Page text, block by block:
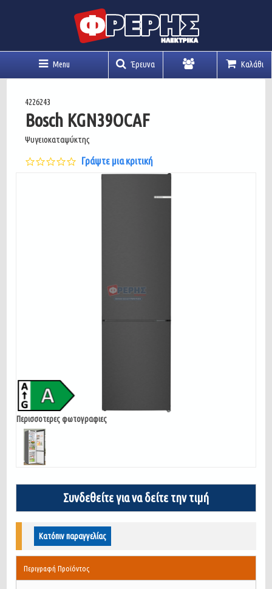
Menu Έρευνα Καλάθι
4226243
Bosch KGN39OCAF
Ψυγειοκαταψύκτης
0.0
star
Γράψτε μια κριτική
Περισσοτερες φωτογραφιες
Συνδεθείτε για να δείτε την τιμή
Κατόπιν παραγγελίας
Περιγραφή Προϊόντος